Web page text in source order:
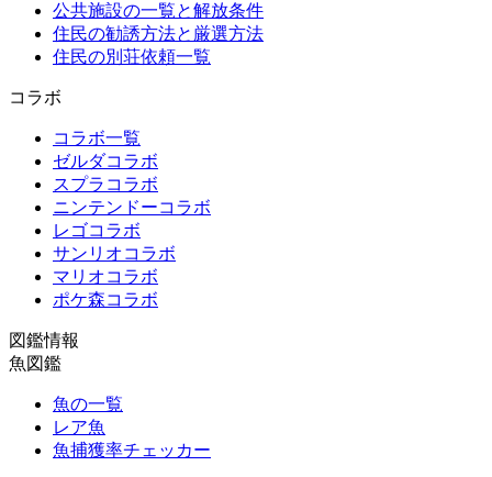
公共施設の一覧と解放条件
住民の勧誘方法と厳選方法
住民の別荘依頼一覧
コラボ
コラボ一覧
ゼルダコラボ
スプラコラボ
ニンテンドーコラボ
レゴコラボ
サンリオコラボ
マリオコラボ
ポケ森コラボ
図鑑情報
魚図鑑
魚の一覧
レア魚
魚捕獲率チェッカー